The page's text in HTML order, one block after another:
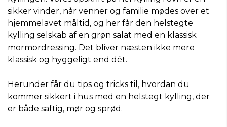
sikker vinder, når venner og familie mødes over et
hjemmelavet måltid, og her får den helstegte
kylling selskab af en grøn salat med en klassisk
mormordressing. Det bliver næsten ikke mere
klassisk og hyggeligt end dét.
Herunder får du tips og tricks til, hvordan du
kommer sikkert i hus med en helstegt kylling, der
er både saftig, mør og sprød.